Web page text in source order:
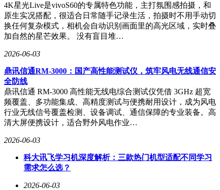
4K星光Live是vivoS60的专属特色功能，主打氛围感拍摄，和
原生实况搭配，很适合日常随手记录生活，拍摄时不用手动切
换任何复杂模式，相机会自动识别画面里的高光区域，实时叠
加自然的星芒效果。 没有盲目堆…
2026-06-03
鼎讯信通RM-3000：国产高性能测试仪，筑牢风电无线通信安
全防线
鼎讯信通 RM-3000 高性能无线电综合测试仪凭借 3GHz 超宽
频覆盖、多功能集成、高精度测试与便携耐用设计，成为风电
行业无线信号覆盖检测、设备调试、通信保障的专业装备。高
清大屏便携设计，适合野外风电作业…
2026-06-03
科大讯飞学习机深度解析：三款热门机型适配不同学习
需求怎么选？
2026-06-03